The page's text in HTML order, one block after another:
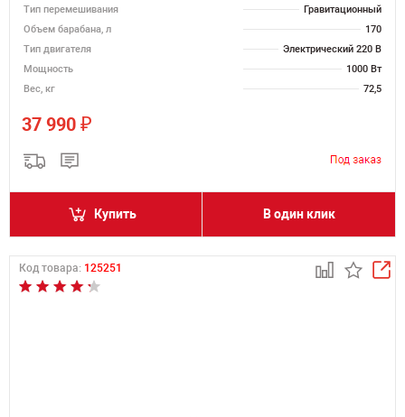
Тип перемешивания
Гравитационный
Объем барабана, л
170
Тип двигателя
Электрический 220 В
Мощность
1000 Вт
Вес, кг
72,5
37 990 ₽
Купить В один клик
Код товара: 125251